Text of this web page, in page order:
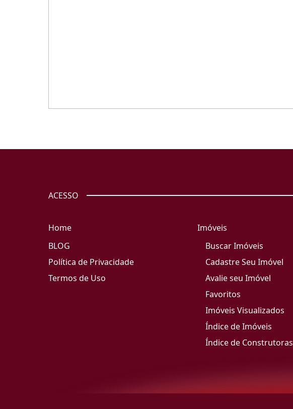
ACESSO
Home
BLOG
Política de Privacidade
Termos de Uso
Imóveis
Buscar Imóveis
Cadastre Seu Imóvel
Avalie seu Imóvel
Favoritos
Imóveis Visualizados
Índice de Imóveis
Índice de Construtoras